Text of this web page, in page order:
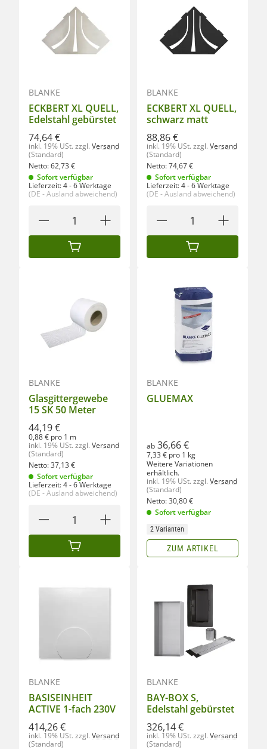
BLANKE
ECKBERT XL QUELL,
Edelstahl gebürstet
74,64 €
inkl. 19% USt. zzgl. Versand
(Standard)
Netto:62,73€
Sofort verfügbar
Lieferzeit:4 - 6 Werktage
(DE - Ausland abweichend)
IN DEN WARENKORB
BLANKE
ECKBERT XL QUELL,
schwarz matt
88,86 €
inkl. 19% USt. zzgl. Versand
(Standard)
Netto:74,67€
Sofort verfügbar
Lieferzeit:4 - 6 Werktage
(DE - Ausland abweichend)
IN DEN WARENKORB
BLANKE
Glasgittergewebe
15 SK 50 Meter
44,19 €
0,88 € pro 1 m
inkl. 19% USt. zzgl. Versand
(Standard)
Netto:37,13€
Sofort verfügbar
Lieferzeit:4 - 6 Werktage
(DE - Ausland abweichend)
IN DEN WARENKORB
BLANKE
GLUEMAX
ab 36,66 €
7,33 € pro 1 kg
Weitere Variationen
erhältlich.
inkl. 19% USt. zzgl. Versand
(Standard)
Netto:30,80€
Sofort verfügbar
2 Varianten
ZUM ARTIKEL
BLANKE
BASISEINHEIT
ACTIVE 1-fach 230V
414,26 €
inkl. 19% USt. zzgl. Versand
(Standard)
BLANKE
BAY-BOX S,
Edelstahl gebürstet
326,14 €
inkl. 19% USt. zzgl. Versand
(Standard)